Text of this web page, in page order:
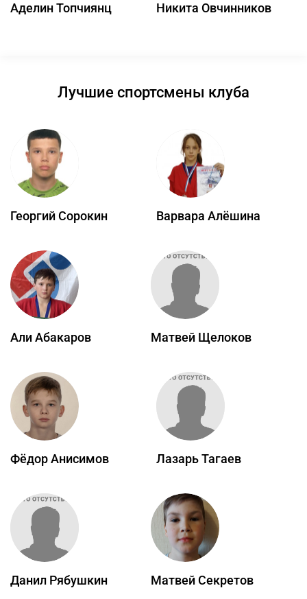
Аделин Топчиянц Никита Овчинников
Лучшие спортсмены клуба
Георгий Сорокин Варвара Алёшина
Али Абакаров Матвей Щелоков
Фёдор Анисимов Лазарь Тагаев
Данил Рябушкин Матвей Секретов